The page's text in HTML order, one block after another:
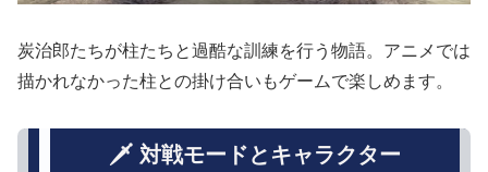
炭治郎たちが柱たちと過酷な訓練を行う物語。アニメでは
描かれなかった柱との掛け合いもゲームで楽しめます。
🗡️ 対戦モードとキャラクター